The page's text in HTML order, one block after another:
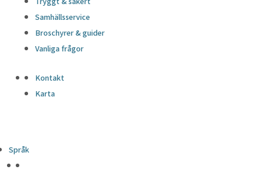
Samhällsservice
Broschyrer & guider
Vanliga frågor
Kontakt
Karta
Språk